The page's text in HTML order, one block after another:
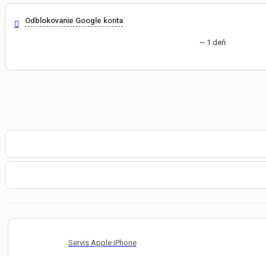
Odblokovanie Google konta
~ 1 deň
Servis Apple iPhone